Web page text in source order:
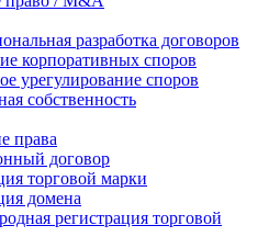
разработка договоров
корпоративных споров
урегулирование споров
собственность
права
договор
торговой марки
домена
регистрация торговой